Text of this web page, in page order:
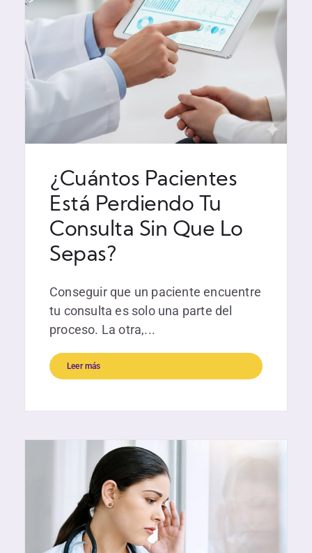
¿Cuántos Pacientes
Está Perdiendo Tu
Consulta Sin Que Lo
Sepas?
Conseguir que un paciente encuentre
tu consulta es solo una parte del
proceso. La otra,...
Leer más